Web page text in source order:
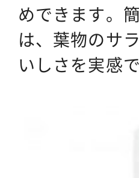
めできます。
は、葉物のサ
いしさを実感